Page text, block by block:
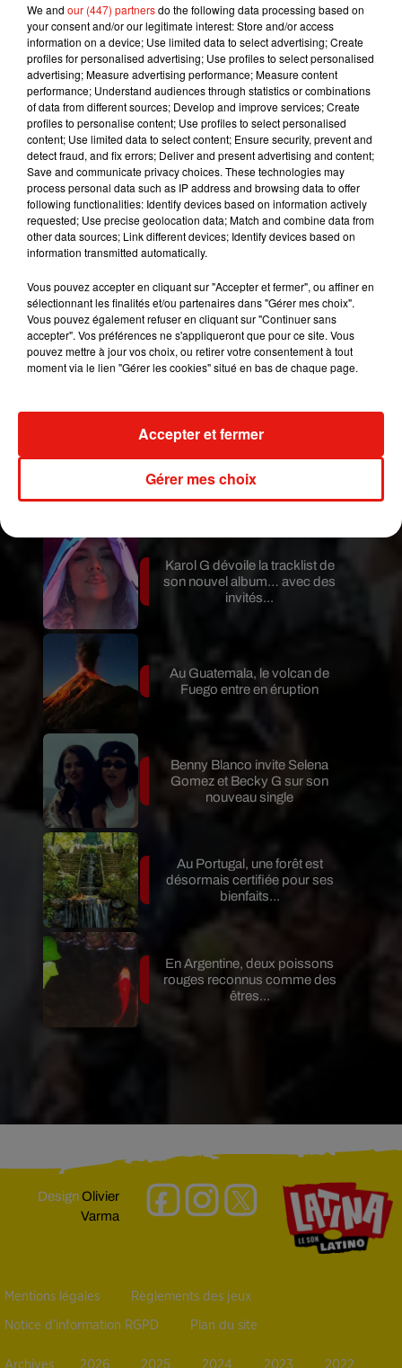
Publié : 19 novembre 2019 à 6h18 par Jérome
été (combattue) pendant 18 jours. Nous nous
battons depuis des années. C'est le moment
d'insister, c'est le moment de continuer.
Aujourd'hui, je demande à tous les Vénézuéliens,
je vous demande de continuer."
¡Hoy tenemos victoria en las calles, somos una
mayoría unida ejerciendo sus derechos! ¡Hoy
Venezuela dijo:#HastaLograrlo!
Estamos juntos, nos movilizamos en 22 estados.
No nos rendimos y estaremos en agenda de
#TodaVzlaDespierta
pic.twitter.com/LH7JFjc5KS
— Juan Guaidó (@jguaido)November 16, 2019
Mundo Latino
Le fourmilier géant fait son retour
Karol G dévoile la tracklist de
son nouvel album… avec des
invités...
Au Guatemala, le volcan de
Fuego entre en éruption
Benny Blanco invite Selena
Gomez et Becky G sur son
nouveau single
Au Portugal, une forêt est
désormais certifiée pour ses
bienfaits...
En Argentine, deux poissons
rouges reconnus comme des
êtres...
DesignOlivier
Varma
Mentions légales Règlements des jeux
Notice d’information RGPD Plan du site
Archives 2026 2025 2024 2023 2022
We and our (447) partnersdo the following data processing based on
your consent and/or our legitimate interest: Store and/or access
information on a device; Use limited data to select advertising; Create
profiles for personalised advertising; Use profiles to select personalised
advertising; Measure advertising performance; Measure content
performance; Understand audiences through statistics or combinations
of data from different sources; Develop and improve services; Create
profiles to personalise content; Use profiles to select personalised
content; Use limited data to select content; Ensure security, prevent and
detect fraud, and fix errors; Deliver and present advertising and content;
Save and communicate privacy choices. These technologies may
process personal data such as IP address and browsing data to offer
following functionalities: Identify devices based on information actively
requested; Use precise geolocation data; Match and combine data from
other data sources; Link different devices; Identify devices based on
information transmitted automatically.
Vous pouvez accepter en cliquant sur "Accepter et fermer", ou affiner en
sélectionnant les finalités et/ou partenaires dans "Gérer mes choix".
Vous pouvez également refuser en cliquant sur "Continuer sans
accepter". Vos préférences ne s'appliqueront que pour ce site. Vous
pouvez mettre à jour vos choix, ou retirer votre consentement à tout
moment via le lien "Gérer les cookies" situé en bas de chaque page.
Gérer mes choix
Accepter et fermer